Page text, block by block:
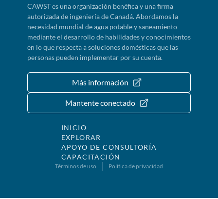
CAWST es una organización benéfica y una firma
autorizada de ingeniería de Canadá. Abordamos la
necesidad mundial de agua potable y saneamiento
mediante el desarrollo de habilidades y conocimientos
en lo que respecta a soluciones domésticas que las
personas pueden implementar por su cuenta.
Más información
Mantente conectado
INICIO
EXPLORAR
APOYO DE CONSULTORÍA
CAPACITACIÓN
Términos de uso Política de privacidad